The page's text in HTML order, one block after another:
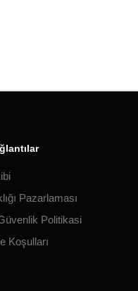
Pazarlaması
Politikasi
Koşulları